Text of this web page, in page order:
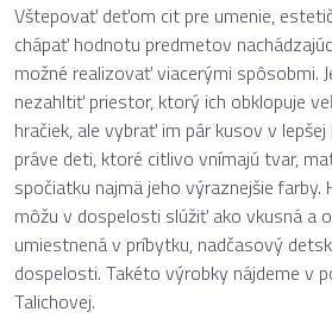
Vštepovať deťom cit pre umenie,
chápať hodnotu predmetov
možné realizovať viacerými spôsobmi.
nezahltiť priestor, ktorý ich obklopuje
hračiek, ale vybrať im pár kusov v
práve deti, ktoré citlivo vnímajú tvar,
spočiatku najmä jeho výraznejšie
môžu v dospelosti slúžiť ako vkusná a
umiestnená v príbytku, nadčasový
dospelosti. Takéto výrobky nájdeme v
Talichovej.